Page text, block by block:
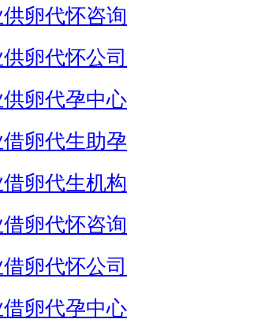
卵代怀咨询
卵代怀公司
卵代孕中心
卵代生助孕
卵代生机构
卵代怀咨询
卵代怀公司
卵代孕中心